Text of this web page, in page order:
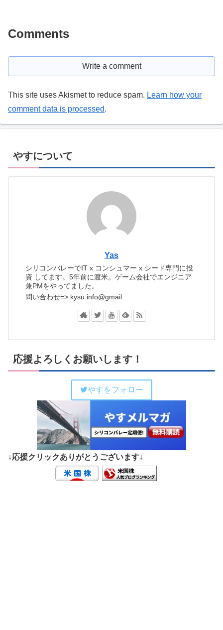
Comments
Write a comment
This site uses Akismet to reduce spam. Learn how your
comment data is processed.
やすについて
Yas
シリコンバレーでIT x コンシュマー x シード専門に投
資 してます。5年前に渡米。ゲーム会社でエンジニア
兼PMをやってました。
問い合わせ=> kysu.info@gmail
応援よろしくお願いします！
やすをフォロー
↓応援クリックありがとうございます↓